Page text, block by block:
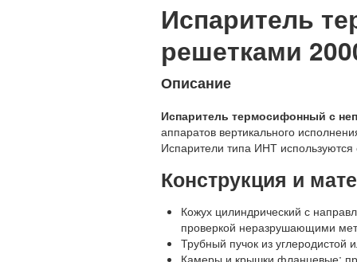
Испаритель
решетками
Описание
Испаритель термосифонный с
аппаратов вертикального
Испарители типа ИНТ
Конструкция и
Кожух цилиндрический с
проверкой неразрушающими
Трубный пучок из
Камеры и крышки фланцевые;